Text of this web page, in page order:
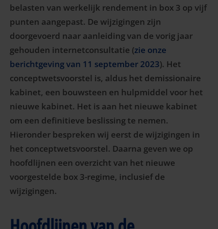
belasten van werkelijk rendement in box 3 op vijf
punten aangepast. De wijzigingen zijn
doorgevoerd naar aanleiding van de vorig jaar
gehouden internetconsultatie (zie onze
berichtgeving van 11 september 2023). Het
conceptwetsvoorstel is, aldus het demissionaire
kabinet, een bouwsteen en hulpmiddel voor het
nieuwe kabinet. Het is aan het nieuwe kabinet
om een definitieve beslissing te nemen.
Hieronder bespreken wij eerst de wijzigingen in
het conceptwetsvoorstel. Daarna geven we op
hoofdlijnen een overzicht van het nieuwe
voorgestelde box 3-regime, inclusief de
wijzigingen.